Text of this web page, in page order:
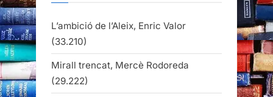
L’ambició de l’Aleix, Enric Valor
(33.210)
Mirall trencat, Mercè Rodoreda
(29.222)